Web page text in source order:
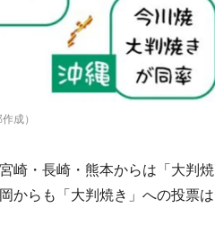
成）
崎・長崎・熊本からは「大判焼
からも「大判焼き」への投票は